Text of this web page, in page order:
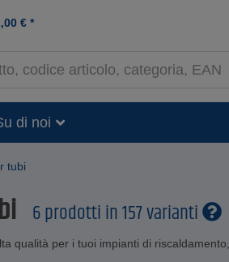
€ *
di noi
tubi
6 prodotti in 157 varianti
qualità per i tuoi impianti di